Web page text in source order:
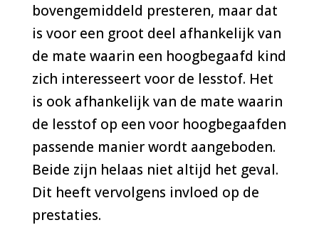
bovengemiddeld presteren, maar dat
is voor een groot deel afhankelijk van
de mate waarin een hoogbegaafd kind
zich interesseert voor de lesstof. Het
is ook afhankelijk van de mate waarin
de lesstof op een voor hoogbegaafden
passende manier wordt aangeboden.
Beide zijn helaas niet altijd het geval.
Dit heeft vervolgens invloed op de
prestaties.